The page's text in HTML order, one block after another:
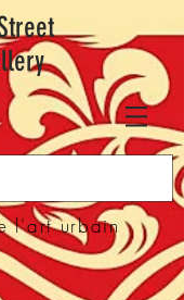
l'art urbain